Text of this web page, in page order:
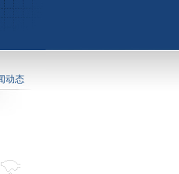
动态